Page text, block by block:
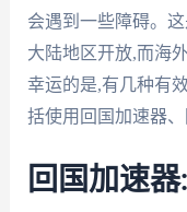
会遇到一些障碍。
大陆地区开放,而海
幸运的是,有几种有
括使用回国加速器
回国加速